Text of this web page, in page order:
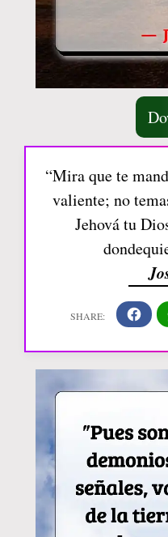
“Mira que te
valiente; no
Jehová tu